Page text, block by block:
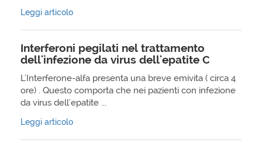
Leggi articolo
Interferoni pegilati nel trattamento
dell'infezione da virus dell'epatite C
L'Interferone-alfa presenta una breve emivita ( circa 4
ore) . Questo comporta che nei pazienti con infezione
da virus dell'epatite ...
Leggi articolo